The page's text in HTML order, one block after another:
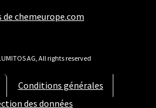
de chemeurope.com
Conditions générales
des données
AG, All rights reserved